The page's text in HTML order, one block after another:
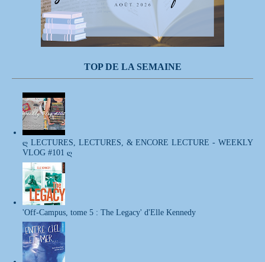
TOP DE LA SEMAINE
ღ LECTURES, LECTURES, & ENCORE LECTURE - WEEKLY
VLOG #101 ღ
'Off-Campus, tome 5 : The Legacy' d'Elle Kennedy